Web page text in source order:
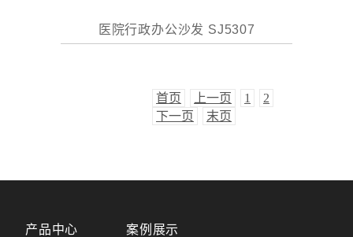
医院行政办公沙发 SJ5307
首页 上一页 1
2
下一页
末页
产品中心 案例展示